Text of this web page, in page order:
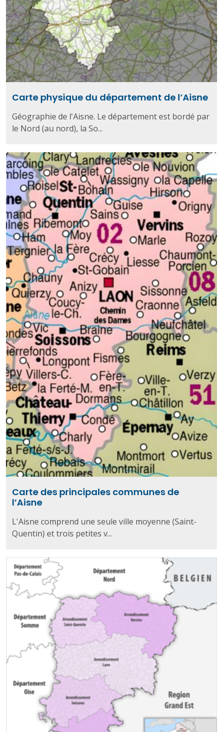
Carte physique du département de l’Aisne
Géographie de l'Aisne. Le département est bordé par
le Nord (au nord), la So...
Carte des principales communes de
l’Aisne
L'Aisne comprend une seule ville moyenne (Saint-
Quentin) et trois petites v...